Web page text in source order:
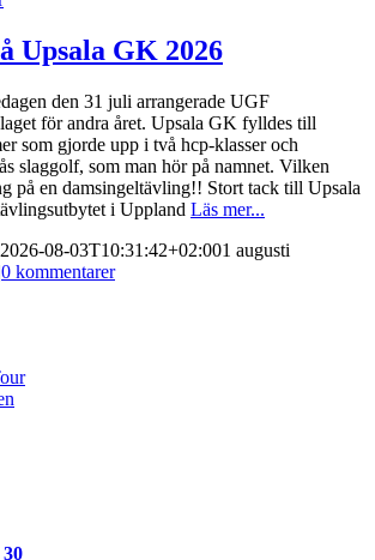
Upsala GK 2026
den 31 juli arrangerade UGF
för andra året. Upsala GK fylldes till
som gjorde upp i två hcp-klasser och
slaggolf, som man hör på namnet. Vilken
på en damsingeltävling!! Stort tack till Upsala
i Uppland Läs mer...
2026-08-03T10:31:42+02:001 augusti
0 kommentarer